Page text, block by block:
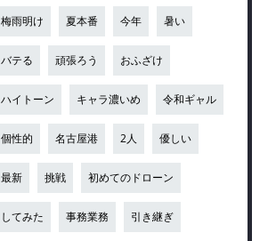
梅雨明け 夏本番 今年 暑い
バテる 頑張ろう おふざけ
ハイトーン キャラ濃いめ 令和ギャル
個性的 名古屋港 2人 優しい
最新 挑戦 初めてのドローン
してみた 事務業務 引き継ぎ